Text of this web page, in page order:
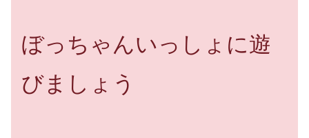
ぼっちゃんいっしょに遊
びましょう